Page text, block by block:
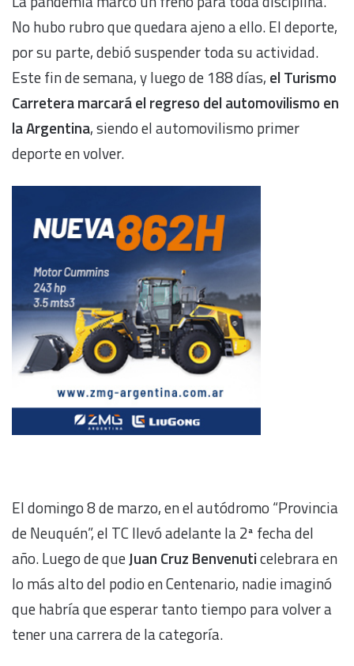
No hubo rubro que quedara ajeno a ello. El deporte,
por su parte, debió suspender toda su actividad.
Este fin de semana, y luego de 188 días, el Turismo
Carretera marcará el regreso del automovilismo en
la Argentina, siendo el automovilismo primer
deporte en volver.
El domingo 8 de marzo, en el autódromo “Provincia
de Neuquén”, el TC llevó adelante la 2ª fecha del
año. Luego de queJuan Cruz Benvenuticelebrara en
lo más alto del podio en Centenario, nadie imaginó
que habría que esperar tanto tiempo para volver a
tener una carrera de la categoría.